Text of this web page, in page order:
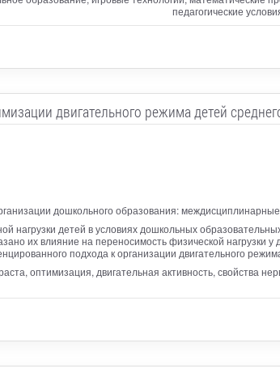
педагогические
двигательного режима детей
дошкольного образования:
нагрузки детей в условиях дошкольных
их влияние на переносимость физической нагрузки
подхода к организации двигательного
оптимизация, двигательная активность, свойства